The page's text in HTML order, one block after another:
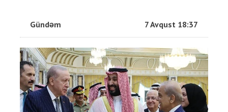
Gündəm 7 Avqust 18:37